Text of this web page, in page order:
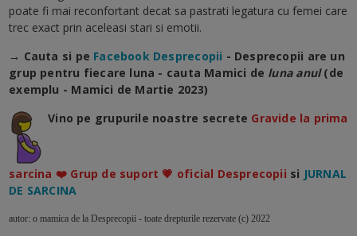
poate fi mai reconfortant decat sa pastrati legatura cu femei care
trec exact prin aceleasi stari si emotii.
→ Cauta si pe Facebook Desprecopii - Desprecopii are un
grup pentru fiecare luna - cauta Mamici de luna anul (de
exemplu - Mamici de Martie 2023)
Vino pe grupurile noastre secrete Gravide la prima
sarcina ❤️ Grup de suport 💗 oficial Desprecopii si JURNAL
DE SARCINA
autor: o mamica de la Desprecopii - toate drepturile rezervate (c) 2022